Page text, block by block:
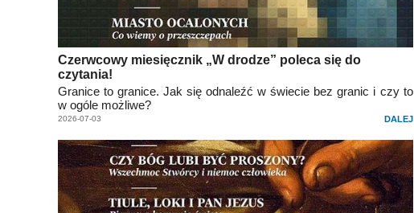
Czerwcowy miesięcznik „W drodze” poleca się do
czytania!
Granice to granice. Jak się odnaleźć w świecie bez granic i czy to
w ogóle możliwe?
2026-07-03 DALEJ